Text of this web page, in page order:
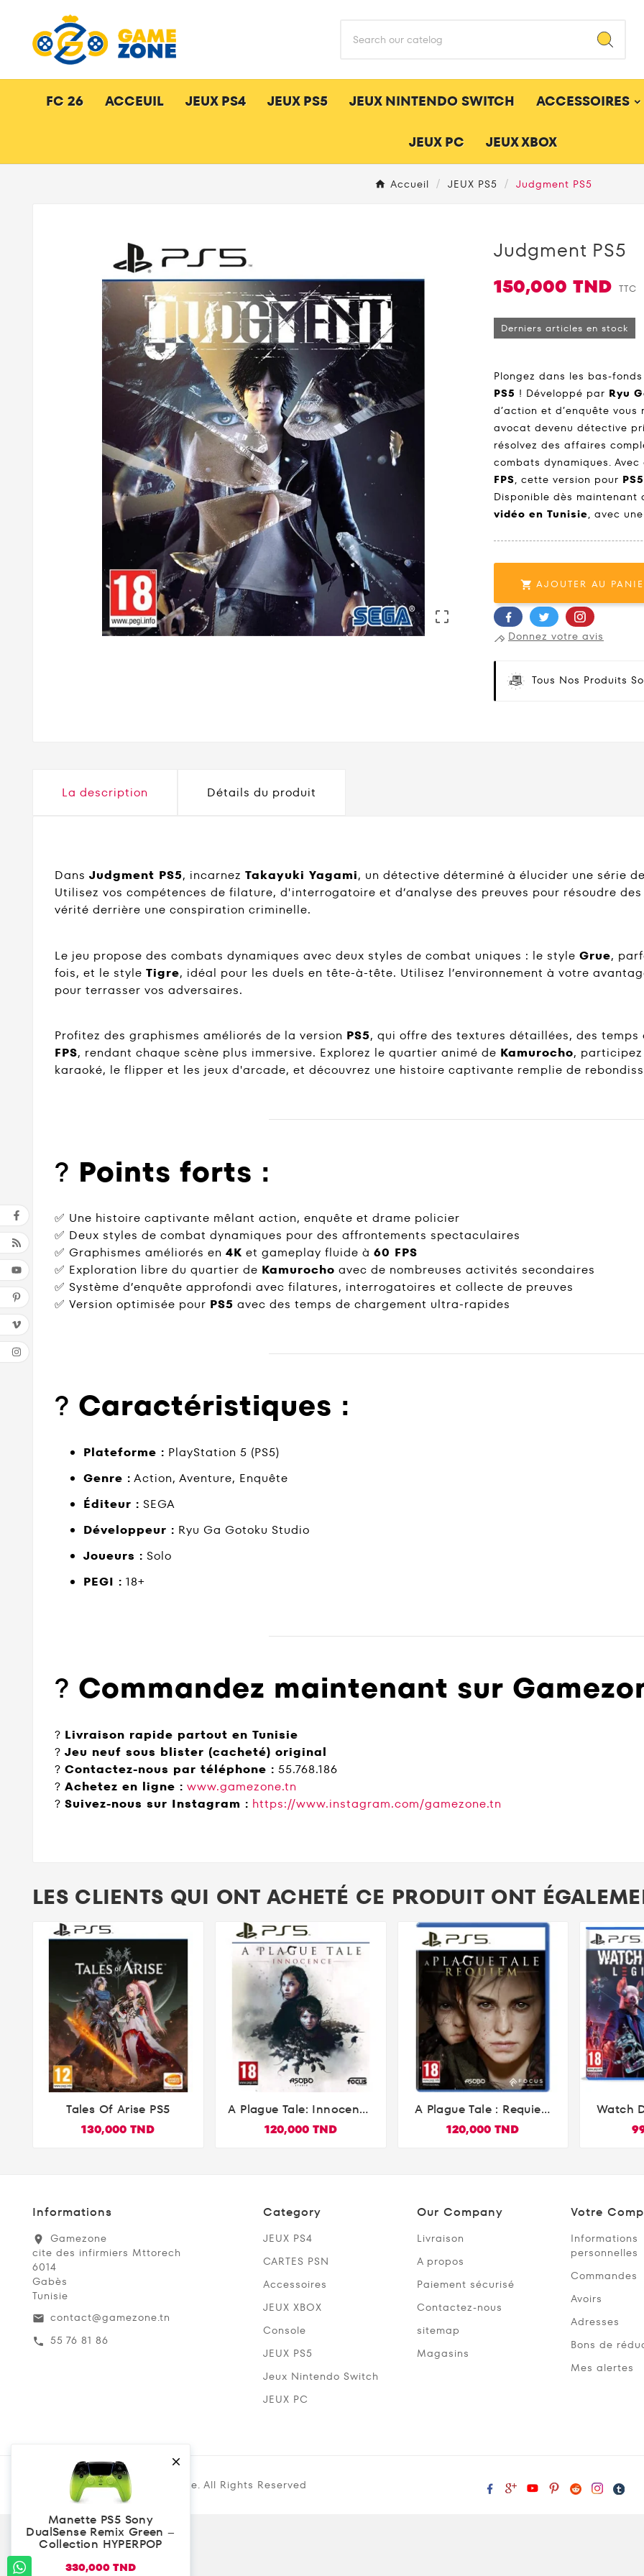

Manette PS5 Sony
DualSense Remix Green –
Collection HYPERPOP
330,000 TND
FC 26 ACCEUIL JEUX PS4 JEUX PS5 JEUX NINTENDO SWITCH ACCESSOIRES
JEUX PC JEUX XBOX
Accueil JEUX PS5 Judgment PS5

Judgment PS5
150,000 TND TTC
Derniers articles en stock
Plongez dans les bas-
PS5 ! Développé par Ryu
d’action et d’enquête
avocat devenu détective
résolvez des affaires
combats dynamiques.
FPS, cette version pour PS5
Disponible dès maintenant
vidéo en Tunisie, avec
 AJOUTER AU
Donnez votre avis
Tous Nos Produits
La description Détails du produit
Dans Judgment PS5, incarnez Takayuki Yagami, un détective déterminé à élucider une série
Utilisez vos compétences de filature, d'interrogatoire et d’analyse des preuves pour résoudre
vérité derrière une conspiration criminelle.
Le jeu propose des combats dynamiques avec deux styles de combat uniques : le style Grue,
fois, et le style Tigre, idéal pour les duels en tête-à-tête. Utilisez l’environnement à votre
pour terrasser vos adversaires.
Profitez des graphismes améliorés de la version PS5, qui offre des textures détaillées, des
FPS, rendant chaque scène plus immersive. Explorez le quartier animé de Kamurocho,
karaoké, le flipper et les jeux d'arcade, et découvrez une histoire captivante remplie de
? Points forts :
✅ Une histoire captivante mêlant action, enquête et drame policier
✅ Deux styles de combat dynamiques pour des affrontements spectaculaires
✅ Graphismes améliorés en 4K et gameplay fluide à 60 FPS
✅ Exploration libre du quartier de Kamurocho avec de nombreuses activités secondaires
✅ Système d’enquête approfondi avec filatures, interrogatoires et collecte de preuves
✅ Version optimisée pour PS5 avec des temps de chargement ultra-rapides
?️ Caractéristiques :
Plateforme : PlayStation 5 (PS5)
Genre : Action, Aventure, Enquête
Éditeur : SEGA
Développeur : Ryu Ga Gotoku Studio
Joueurs : Solo
PEGI : 18+
? Commandez maintenant sur
? Livraison rapide partout en Tunisie
? Jeu neuf sous blister (cacheté) original
? Contactez-nous par téléphone : 55.768.186
? Achetez en ligne : www.gamezone.tn
? Suivez-nous sur Instagram : https://www.instagram.com/gamezone.tn
LES CLIENTS QUI ONT ACHETÉ CE PRODUIT ONT

Tales Of Arise PS5
130,000 TND

A Plague Tale: Innocence
(PlayStation 5)
120,000 TND

A Plague Tale : Requiem
(PlayStation 5)
120,000 TND
Watch
Informations
location_on
Gamezone
cite des infirmiers Mttorech
6014
Gabès
Tunisie
email contact@gamezone.tn
call 55 76 81 86
Category
JEUX PS4
CARTES PSN
Accessoires
JEUX XBOX
Console
JEUX PS5
Jeux Nintendo Switch
JEUX PC
Our Company
Livraison
A propos
Paiement sécurisé
Contactez-nous
sitemap
Magasins
Votre
Informations
personnelles
Commandes
Avoirs
Adresses
Bons de
Mes alertes
Copyright @ 2019 Gamezone. All Rights Reserved